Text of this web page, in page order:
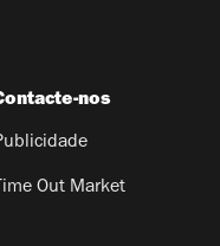
nos
Out Market